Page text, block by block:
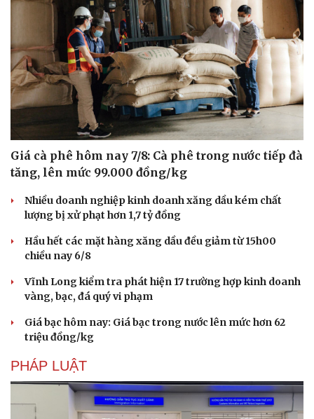
Du lịch
Tư vấn
Săn Tour
Podcast
Câu chuyện thời sự
Đọc truyện đêm khuya
Kể chuyện cho bé
Hạt giống tâm hồn
Giá cà phê hôm nay 7/8: Cà phê trong nước tiếp đà
tăng, lên mức 99.000 đồng/kg
Nhiều doanh nghiệp kinh doanh xăng dầu kém chất
lượng bị xử phạt hơn 1,7 tỷ đồng
Hầu hết các mặt hàng xăng dầu đều giảm từ 15h00
chiều nay 6/8
Vĩnh Long kiểm tra phát hiện 17 trường hợp kinh doanh
vàng, bạc, đá quý vi phạm
Giá bạc hôm nay: Giá bạc trong nước lên mức hơn 62
triệu đồng/kg
PHÁP LUẬT